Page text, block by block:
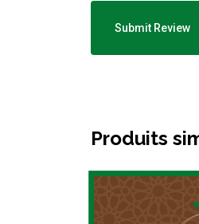
Produits